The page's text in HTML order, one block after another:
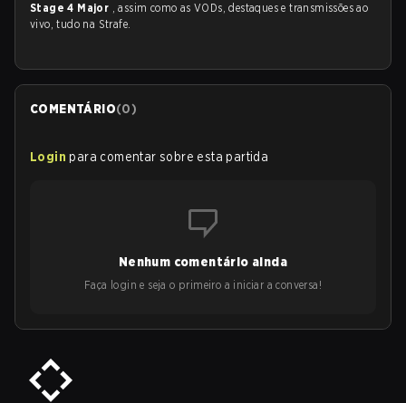
Stage 4 Major , assim como as VODs, destaques e transmissões ao
vivo, tudo na Strafe.
COMENTÁRIO(0)
Login para comentar sobre esta partida
Nenhum comentário ainda
Faça login e seja o primeiro a iniciar a conversa!